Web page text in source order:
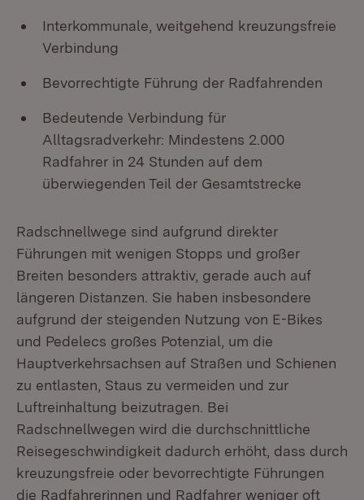
Interkommunale, weitgehend kreuzungsfreie
Verbindung
Bevorrechtigte Führung der Radfahrenden
Bedeutende Verbindung für
Alltagsradverkehr: Mindestens 2.000
Radfahrer in 24 Stunden auf dem
überwiegenden Teil der Gesamtstrecke
Radschnellwege sind aufgrund direkter
Führungen mit wenigen Stopps und großer
Breiten besonders attraktiv, gerade auch auf
längeren Distanzen. Sie haben insbesondere
aufgrund der steigenden Nutzung von E-Bikes
und Pedelecs großes Potenzial, um die
Hauptverkehrsachsen auf Straßen und Schienen
zu entlasten, Staus zu vermeiden und zur
Luftreinhaltung beizutragen. Bei
Radschnellwegen wird die durchschnittliche
Reisegeschwindigkeit dadurch erhöht, dass durch
kreuzungsfreie oder bevorrechtigte Führungen
die Radfahrerinnen und Radfahrer weniger oft